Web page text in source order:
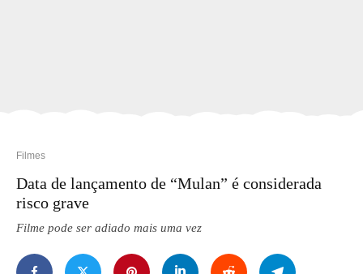
Filmes
Data de lançamento de “Mulan” é considerada
risco grave
Filme pode ser adiado mais uma vez